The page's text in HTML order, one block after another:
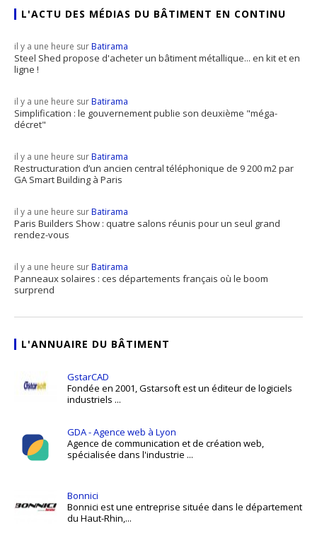
L'ACTU DES MÉDIAS DU BÂTIMENT EN CONTINU
il y a une heure surBatirama
Steel Shed propose d'acheter un bâtiment métallique... en kit et en
ligne !
il y a une heure surBatirama
Simplification : le gouvernement publie son deuxième "méga-
décret"
il y a une heure surBatirama
Restructuration d’un ancien central téléphonique de 9 200 m2 par
GA Smart Building à Paris
il y a une heure surBatirama
Paris Builders Show : quatre salons réunis pour un seul grand
rendez-vous
il y a une heure surBatirama
Panneaux solaires : ces départements français où le boom
surprend
L'ANNUAIRE DU BÂTIMENT
GstarCAD
Fondée en 2001, Gstarsoft est un éditeur de logiciels
industriels ...
GDA - Agence web à Lyon
Agence de communication et de création web,
spécialisée dans l'industrie ...
Bonnici
Bonnici est une entreprise située dans le département
du Haut-Rhin,...